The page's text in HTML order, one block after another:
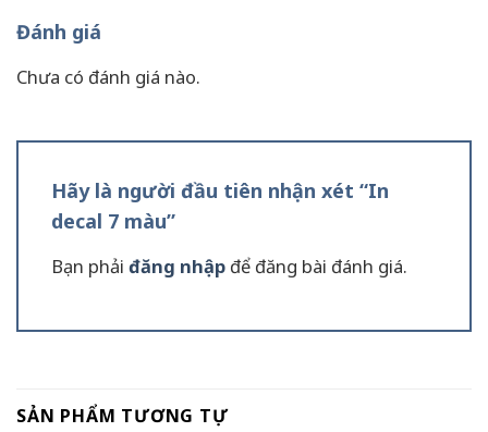
Đánh giá
Chưa có đánh giá nào.
Hãy là người đầu tiên nhận xét “In
decal 7 màu”
Bạn phải đăng nhập để đăng bài đánh giá.
SẢN PHẨM TƯƠNG TỰ